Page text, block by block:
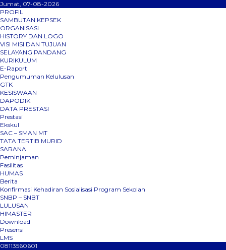
Jumat, 07-08-2026
PROFIL
SAMBUTAN KEPSEK
ORGANISASI
HISTORY DAN LOGO
VISI MISI DAN TUJUAN
SELAYANG PANDANG
KURIKULUM
E-Raport
Pengumuman Kelulusan
GTK
KESISWAAN
DAPODIK
DATA PRESTASI
Prestasi
Ekskul
SAC – SMAN MT
TATA TERTIB MURID
SARANA
Peminjaman
Fasilitas
HUMAS
Berita
Konfirmasi Kehadiran Sosialisasi Program Sekolah
SNBP – SNBT
LULUSAN
HIMASTER
Download
Presensi
LMS
08113560601